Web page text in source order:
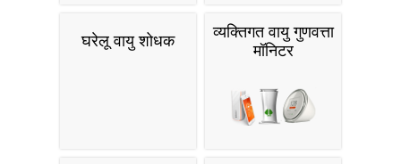
घरेलू वायु शोधक
व्यक्तिगत वायु गुणवत्ता
मॉनिटर